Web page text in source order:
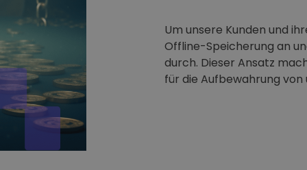
Um unsere Kunden und
Offline-Speicherung an
durch. Dieser Ansatz
für die Aufbewahrung